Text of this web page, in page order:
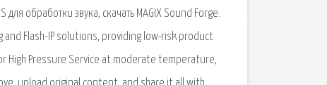
обработки звука, скачать MAGIX Sound Forge.
Flash-IP solutions, providing low-risk product
High Pressure Service at moderate temperature,